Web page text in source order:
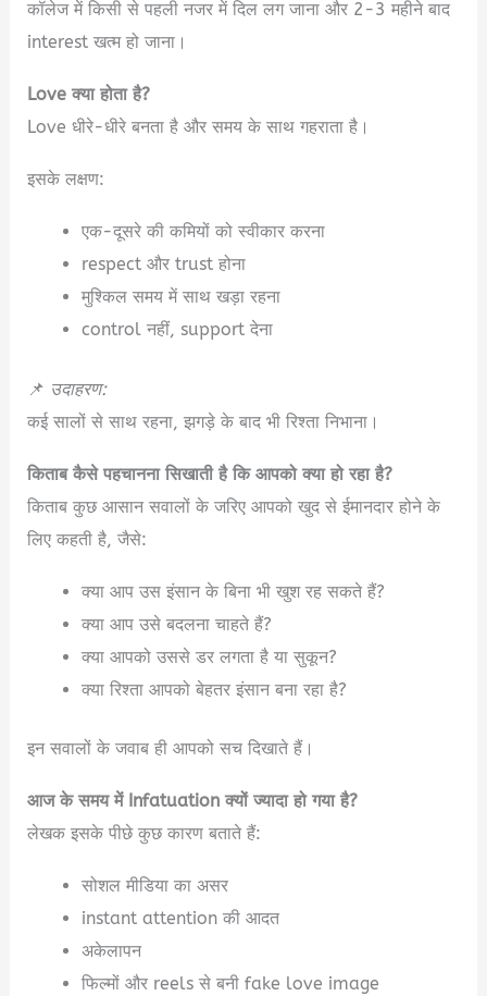
कॉलेज में किसी से पहली नजर में दिल लग जाना और 2-3 महीने बाद
interest खत्म हो जाना।
Love क्या होता है?
Love धीरे-धीरे बनता है और समय के साथ गहराता है।
इसके लक्षण:
एक-दूसरे की कमियों को स्वीकार करना
respect और trust होना
मुश्किल समय में साथ खड़ा रहना
control नहीं, support देना
📌 उदाहरण:
कई सालों से साथ रहना, झगड़े के बाद भी रिश्ता निभाना।
किताब कैसे पहचानना सिखाती है कि आपको क्या हो रहा है?
किताब कुछ आसान सवालों के जरिए आपको खुद से ईमानदार होने के
लिए कहती है, जैसे:
क्या आप उस इंसान के बिना भी खुश रह सकते हैं?
क्या आप उसे बदलना चाहते हैं?
क्या आपको उससे डर लगता है या सुकून?
क्या रिश्ता आपको बेहतर इंसान बना रहा है?
इन सवालों के जवाब ही आपको सच दिखाते हैं।
आज के समय में Infatuation क्यों ज्यादा हो गया है?
लेखक इसके पीछे कुछ कारण बताते हैं:
सोशल मीडिया का असर
instant attention की आदत
अकेलापन
फिल्मों और reels से बनी fake love image